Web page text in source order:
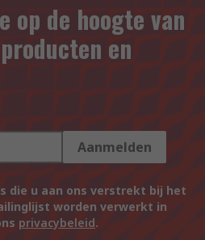
op de hoogte van
en
Aanmelden
die u aan ons verstrekt bij het
worden verwerkt in
privacybeleid.